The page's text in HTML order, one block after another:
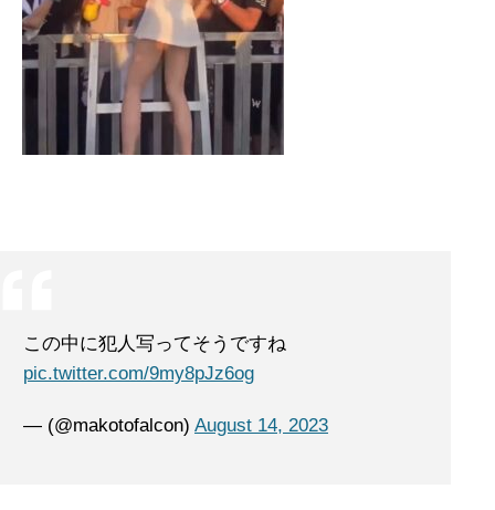
この中に犯人写ってそうですね
pic.twitter.com/9my8pJz6og
— (@makotofalcon) August 14, 2023